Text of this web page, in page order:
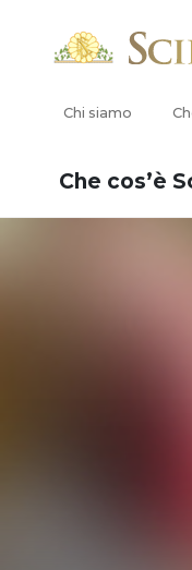
Chi siamo
Che cos’è